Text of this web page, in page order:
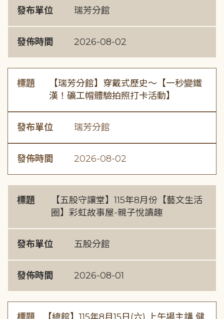
發布單位 瑞芳分館
發佈時間 2026-08-02
標題
【瑞芳分館】穿戴式歷史〜【一秒變鐵
漢！礦工帽體驗拍照打卡活動】
發布單位 瑞芳分館
發佈時間 2026-08-02
標題
【五股守讓堂】115年8月份【藝文生活
圈】彩虹故事屋-親子悅讀趣
發布單位 五股分館
發佈時間 2026-08-01